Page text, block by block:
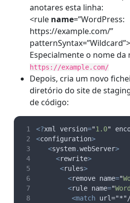
anotares esta linha:
<rule name=”WordPress:
https://example.com/”
patternSyntax=”Wildcard”>
Especialmente o nome da
https://example.com/
Depois, cria um novo
diretório do site de
de código:
<?xml version="1.0"
<configuration>
<system.webServer>
<rewrite>
<rules>
<remove name="
<rule name="
<match url="*"/